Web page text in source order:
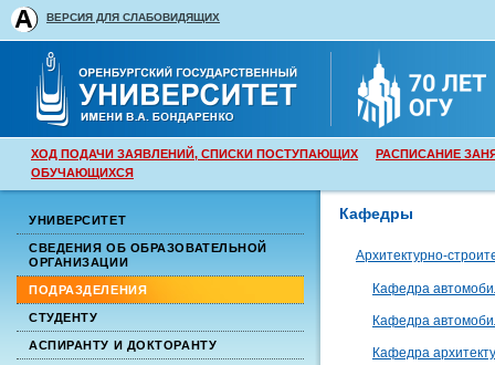
ВЕРСИЯ ДЛЯ СЛАБОВИДЯЩИХ
ХОД ПОДАЧИ ЗАЯВЛЕНИЙ, СПИСКИ ПОСТУПАЮЩИХ
РАСПИСАНИЕ
ОБУЧАЮЩИХСЯ
УНИВЕРСИТЕТ
СВЕДЕНИЯ ОБ ОБРАЗОВАТЕЛЬНОЙ
ОРГАНИЗАЦИИ
ПОДРАЗДЕЛЕНИЯ
СТУДЕНТУ
АСПИРАНТУ И ДОКТОРАНТУ
Кафедры
Архитектурно-
Кафедра
Кафедра
Кафедра